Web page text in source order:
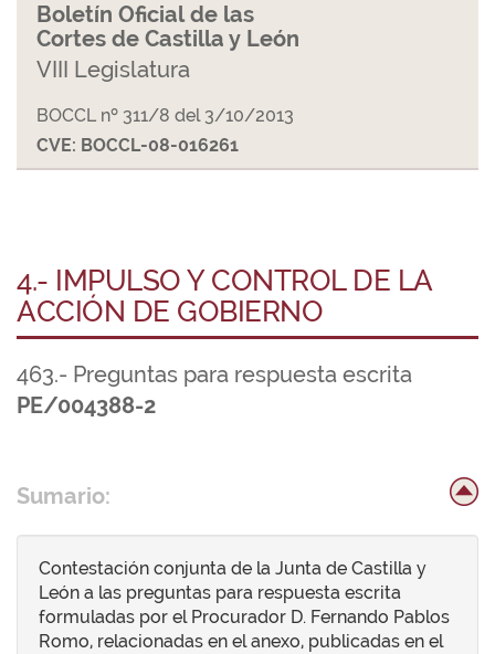
Boletín Oficial de las
Cortes de Castilla y León
VIII Legislatura
BOCCL nº 311/8 del 3/10/2013
CVE: BOCCL-08-016261
4.- IMPULSO Y CONTROL DE LA
ACCIÓN DE GOBIERNO
463.- Preguntas para respuesta escrita
PE/004388-2
Sumario:
Contestación conjunta de la Junta de Castilla y
León a las preguntas para respuesta escrita
formuladas por el Procurador D. Fernando Pablos
Romo, relacionadas en el anexo, publicadas en el